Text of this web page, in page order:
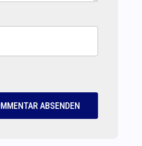
ABSENDEN